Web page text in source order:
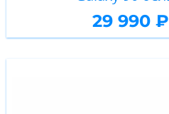
29 990 ₽